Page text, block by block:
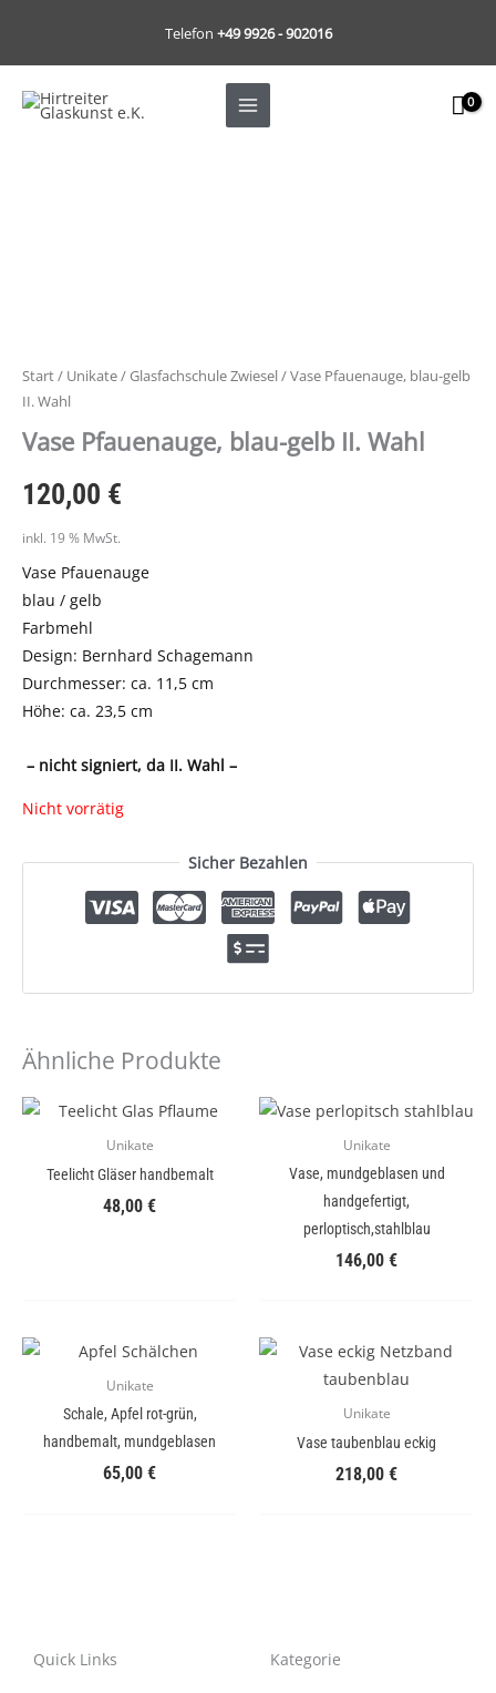
springen
Telefon +49 9926 - 902016
Start/ Unikate/Glasfachschule Zwiesel/ Vase Pfauenauge, blau-gelb
II. Wahl
Vase Pfauenauge, blau-gelb II. Wahl
120,00 €
inkl. 19 % MwSt.
Vase Pfauenauge
blau / gelb
Farbmehl
Design: Bernhard Schagemann
Durchmesser: ca. 11,5 cm
Höhe: ca. 23,5 cm
– nicht signiert, da II. Wahl –
Nicht vorrätig
Sicher Bezahlen
Ähnliche Produkte
Unikate
Teelicht Gläser handbemalt
48,00 €
Unikate
Vase, mundgeblasen und
handgefertigt,
perloptisch,stahlblau
146,00 €
Unikate
Schale, Apfel rot-grün,
handbemalt, mundgeblasen
65,00 €
Unikate
Vase taubenblau eckig
218,00 €
Quick Links Kategorie